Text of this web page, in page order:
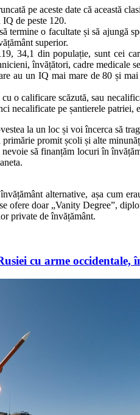
pe aceste date că această
de peste 120.
termine o facultate și să ajungă
superior.
34,1 din populație, sunt cei
învățători, cadre medicale
au un IQ mai mare de 80 și
o calificare scăzută, sau
necalificate pe șantierele patriei,
la un loc și voi încerca să
promit școli și alte
să finanțăm locuri în
alternative, așa cum
ofere doar „Vanity Degree”,
private de învățământ.
cu arme occidentale,